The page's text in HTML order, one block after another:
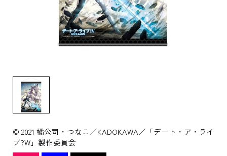
© 2021 橘公司・つなこ／KADOKAWA／「デート・ア・ライ
ブ?W」製作委員会